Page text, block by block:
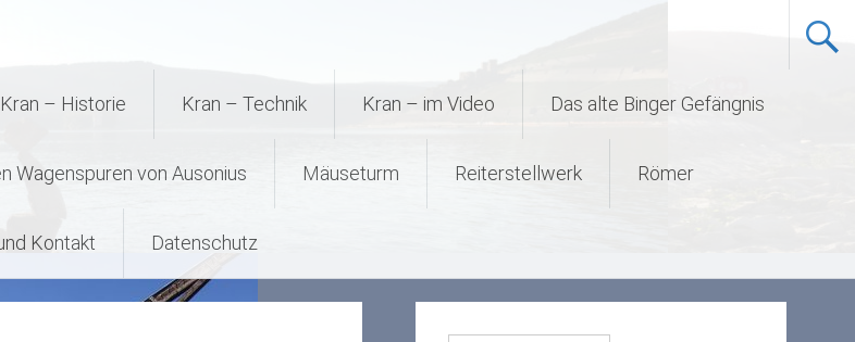
Kran – Historie Kran – Technik Kran – im Video Das alte Binger Gefängnis
Wagenspuren von Ausonius Mäuseturm Reiterstellwerk Römer
Kontakt Datenschutz